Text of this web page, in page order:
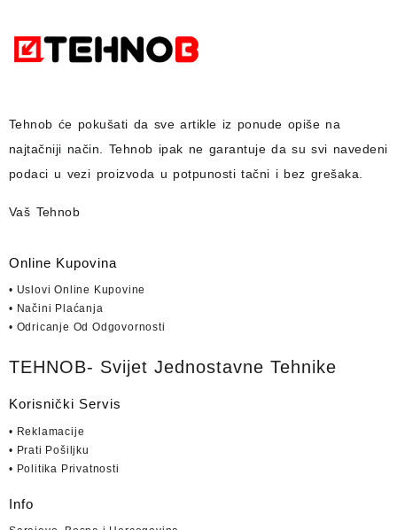
Tehnob će pokušati da sve artikle iz ponude opiše na
najtačniji način. Tehnob ipak ne garantuje da su svi navedeni
podaci u vezi proizvoda u potpunosti tačni i bez grešaka.
Vaš Tehnob
Online Kupovina
• Uslovi Online Kupovine
• Načini Plaćanja
• Odricanje Od Odgovornosti
TEHNOB- Svijet Jednostavne Tehnike
Korisnički Servis
• Reklamacije
• Prati Pošiljku
• Politika Privatnosti
Info